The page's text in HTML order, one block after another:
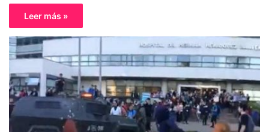
Leer más »